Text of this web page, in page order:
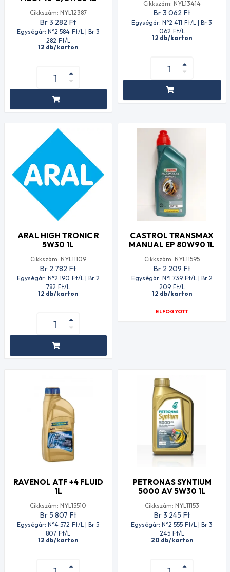
Cikkszám: NYL12387
Br 3 282 Ft
Egységár: N°2 584 Ft/L | Br 3
282 Ft/L
12 db/karton
Cikkszám: NYL13414
Br 3 062 Ft
Egységár: N°2 411 Ft/L | Br 3
062 Ft/L
12 db/karton
ARAL HIGH TRONIC R
5W30 1L
Cikkszám: NYL11109
Br 2 782 Ft
Egységár: N°2 190 Ft/L | Br 2
782 Ft/L
12 db/karton
CASTROL TRANSMAX
MANUAL EP 80W90 1L
Cikkszám: NYL11595
Br 2 209 Ft
Egységár: N°1 739 Ft/L | Br 2
209 Ft/L
12 db/karton
ELFOGYOTT
RAVENOL ATF +4 FLUID
1L
Cikkszám: NYL15510
Br 5 807 Ft
Egységár: N°4 572 Ft/L | Br 5
807 Ft/L
12 db/karton
PETRONAS SYNTIUM
5000 AV 5W30 1L
Cikkszám: NYL11153
Br 3 245 Ft
Egységár: N°2 555 Ft/L | Br 3
245 Ft/L
20 db/karton